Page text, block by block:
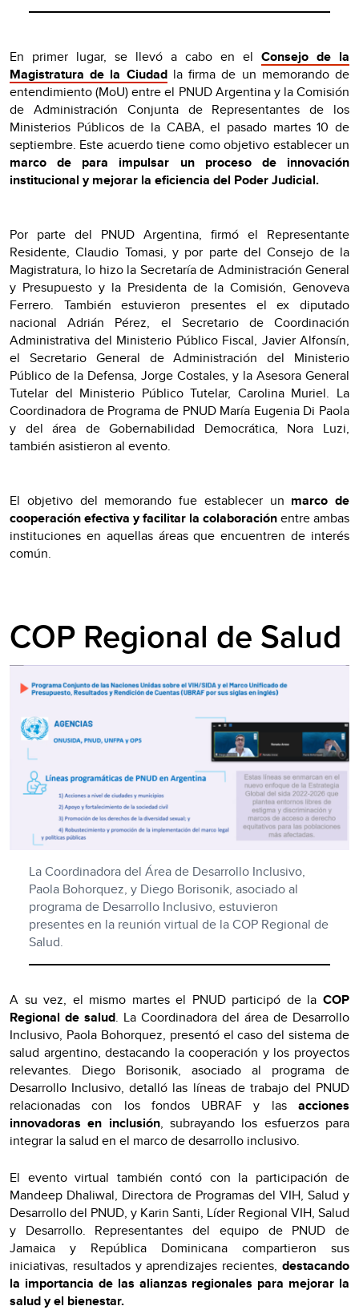
En primer lugar, se llevó a cabo en el Consejo de la
Magistratura de la Ciudadla firma de un memorando de
entendimiento (MoU) entre el PNUD Argentina y la Comisión
de Administración Conjunta de Representantes de los
Ministerios Públicos de la CABA, el pasado martes 10 de
septiembre. Este acuerdo tiene como objetivo establecer un
marco de para impulsar un proceso de innovación
institucional y mejorar la eficiencia del Poder Judicial.
Por parte del PNUD Argentina, firmó el Representante
Residente, Claudio Tomasi, y por parte del Consejo de la
Magistratura, lo hizo la Secretaría de Administración General
y Presupuesto y la Presidenta de la Comisión, Genoveva
Ferrero. También estuvieron presentes el ex diputado
nacional Adrián Pérez, el Secretario de Coordinación
Administrativa del Ministerio Público Fiscal, Javier Alfonsín,
el Secretario General de Administración del Ministerio
Público de la Defensa, Jorge Costales, y la Asesora General
Tutelar del Ministerio Público Tutelar, Carolina Muriel. La
Coordinadora de Programa de PNUD María Eugenia Di Paola
y del área de Gobernabilidad Democrática, Nora Luzi,
también asistieron al evento.
El objetivo del memorando fue establecer un marco de
cooperación efectiva y facilitar la colaboraciónentre ambas
instituciones en aquellas áreas que encuentren de interés
común.
COP Regional de Salud
La Coordinadora del Área de Desarrollo Inclusivo,
Paola Bohorquez, y Diego Borisonik, asociado al
programa de Desarrollo Inclusivo, estuvieron
presentes en la reunión virtual de la COP Regional de
Salud.
A su vez, el mismo martes el PNUD participó de la COP
Regional de salud. La Coordinadora del área de Desarrollo
Inclusivo, Paola Bohorquez, presentó el caso del sistema de
salud argentino, destacando la cooperación y los proyectos
relevantes. Diego Borisonik, asociado al programa de
Desarrollo Inclusivo, detalló las líneas de trabajo del PNUD
relacionadas con los fondos UBRAF y las acciones
innovadoras en inclusión, subrayando los esfuerzos para
integrar la salud en el marco de desarrollo inclusivo.
El evento virtual también contó con la participación de
Mandeep Dhaliwal, Directora de Programas del VIH, Salud y
Desarrollo del PNUD, y Karin Santi, Líder Regional VIH, Salud
y Desarrollo. Representantes del equipo de PNUD de
Jamaica y República Dominicana compartieron sus
iniciativas, resultados y aprendizajes recientes, destacando
la importancia de las alianzas regionales para mejorar la
salud y el bienestar.